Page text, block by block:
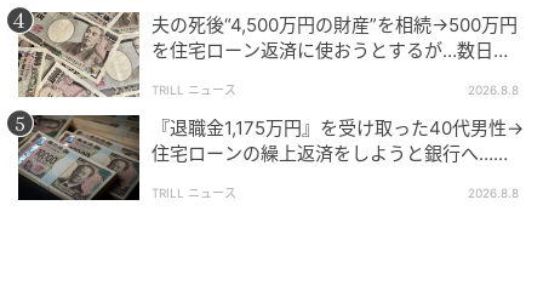
向き不向きは、人それぞれ
Hさんは最近「自分に合った」制度はなにかを考える
ようになり、内容を理解してから選択することの大切
さを実感したそうです。
夫の死後“4,500万円の財産”を相続→500万円
を住宅ローン返済に使おうとするが…数日
TRILL ニュース 2026.8.8
『退職金1,175万円』を受け取った40代男性→
住宅ローンの繰上返済をしようと銀行へ…し
TRILL ニュース 2026.8.8